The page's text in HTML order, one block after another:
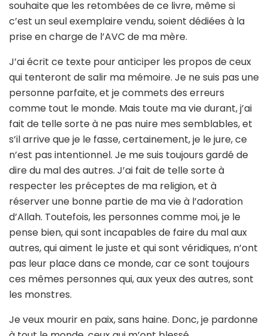
souhaite que les retombées de ce livre, même si
c’est un seul exemplaire vendu, soient dédiées à la
prise en charge de l’AVC de ma mère.
J’ai écrit ce texte pour anticiper les propos de ceux
qui tenteront de salir ma mémoire. Je ne suis pas une
personne parfaite, et je commets des erreurs
comme tout le monde. Mais toute ma vie durant, j’ai
fait de telle sorte à ne pas nuire mes semblables, et
s’il arrive que je le fasse, certainement, je le jure, ce
n’est pas intentionnel. Je me suis toujours gardé de
dire du mal des autres. J’ai fait de telle sorte à
respecter les préceptes de ma religion, et à
réserver une bonne partie de ma vie à l’adoration
d’Allah. Toutefois, les personnes comme moi, je le
pense bien, qui sont incapables de faire du mal aux
autres, qui aiment le juste et qui sont véridiques, n’ont
pas leur place dans ce monde, car ce sont toujours
ces mêmes personnes qui, aux yeux des autres, sont
les monstres.
Je veux mourir en paix, sans haine. Donc, je pardonne